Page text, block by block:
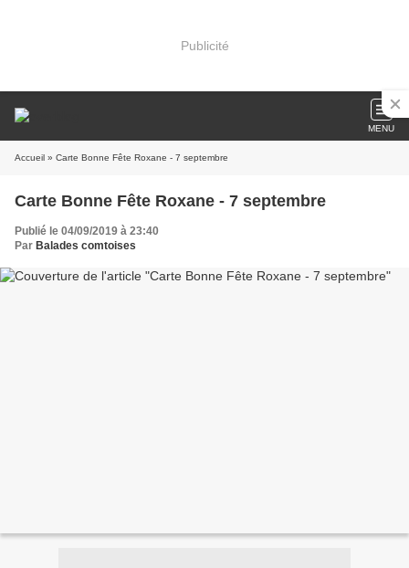
Publicité
MENU
Accueil » Carte Bonne Fête Roxane - 7 septembre
Carte Bonne Fête Roxane - 7 septembre
Publié le 04/09/2019 à 23:40
Par Balades comtoises